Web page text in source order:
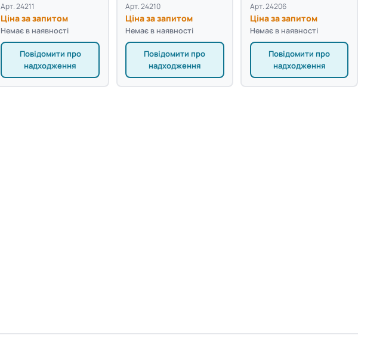
Арт. 24211
Ціна за запитом
Немає в наявності
Повідомити про
надходження
Арт. 24210
Ціна за запитом
Немає в наявності
Повідомити про
надходження
Арт. 24206
Ціна за запитом
Немає в наявності
Повідомити про
надходження